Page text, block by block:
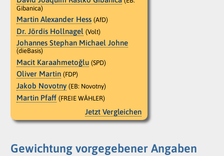
Gibanica)
Martin Alexander Hess (AfD)
Dr. Jördis Hollnagel (Volt)
Johannes Stephan Michael Johne
(dieBasis)
Macit Karaahmetoǧlu (SPD)
Oliver Martin (FDP)
Jakob Novotny (EB: Novotny)
Martin Pfaff (FREIE WÄHLER)
Jetzt Vergleichen
Gewichtung vorgegebener Angaben